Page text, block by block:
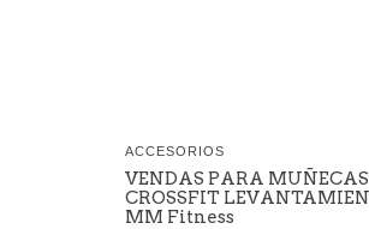
ACCESORIOS
VENDAS PARA MUÑECAS
CROSSFIT
MM Fitness